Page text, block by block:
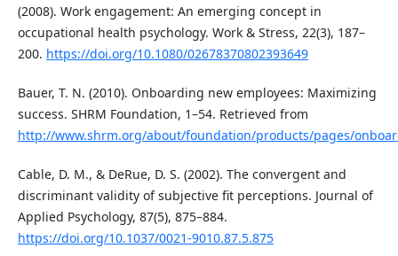
(2008). Work engagement: An emerging concept in
occupational health psychology. Work & Stress, 22(3), 187–
200. https://doi.org/10.1080/02678370802393649
Bauer, T. N. (2010). Onboarding new employees: Maximizing
success. SHRM Foundation, 1–54. Retrieved from
http://www.shrm.org/about/foundation/products/pages/
Cable, D. M., & DeRue, D. S. (2002). The convergent and
discriminant validity of subjective fit perceptions. Journal of
Applied Psychology, 87(5), 875–884.
https://doi.org/10.1037/0021-9010.87.5.875